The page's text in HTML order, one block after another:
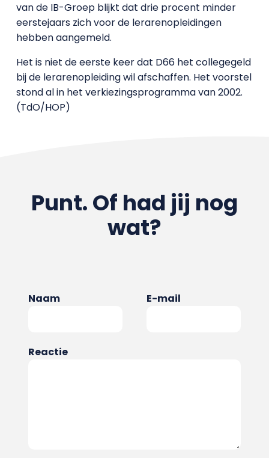
van de IB-Groep blijkt dat drie procent minder
eerstejaars zich voor de lerarenopleidingen
hebben aangemeld.
Het is niet de eerste keer dat D66 het collegegeld
bij de lerarenopleiding wil afschaffen. Het voorstel
stond al in het verkiezingsprogramma van 2002.
(TdO/HOP)
Punt. Of had jij nog
wat?
Naam E-mail
Reactie